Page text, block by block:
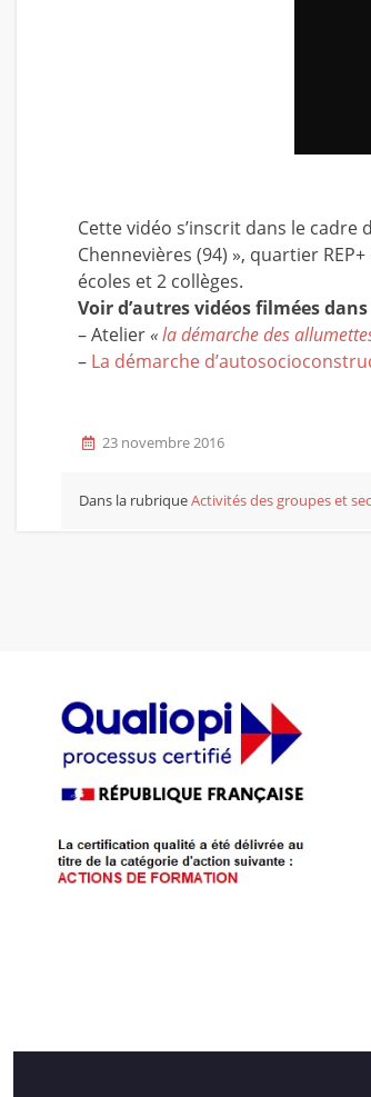
Cette vidéo s’inscrit dans le cadre
Chennevières (94) », quartier
écoles et 2 collèges.
Voir d’autres vidéos filmées dans
– Atelier«la démarche des
– La démarche
23 novembre 2016
Dans la rubriqueActivités des groupes et